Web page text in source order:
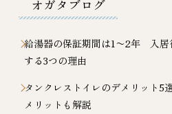
オガタブログ
給湯器の保証期間は1〜2年 入居
する3つの理由
タンクレストイレのデメリット
メリットも解説